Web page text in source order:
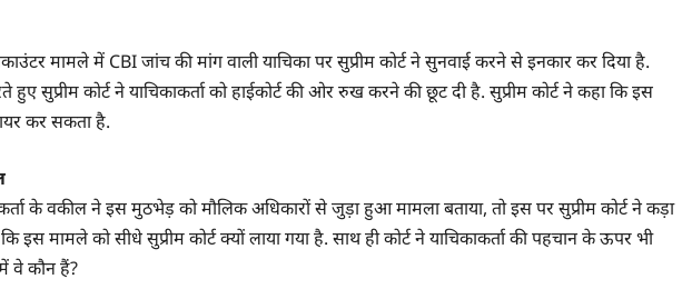
मामले में CBI जांच की मांग वाली याचिका पर सुप्रीम कोर्ट ने सुनवाई करने से इनकार कर दिया है.
सुप्रीम कोर्ट ने याचिकाकर्ता को हाईकोर्ट की ओर रुख करने की छूट दी है. सुप्रीम कोर्ट ने कहा कि इस
कर सकता है.
के वकील ने इस मुठभेड़ को मौलिक अधिकारों से जुड़ा हुआ मामला बताया, तो इस पर सुप्रीम कोर्ट ने कड़ा
मामले को सीधे सुप्रीम कोर्ट क्यों लाया गया है. साथ ही कोर्ट ने याचिकाकर्ता की पहचान के ऊपर भी
वे कौन हैं?